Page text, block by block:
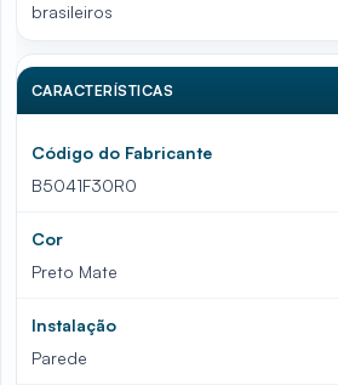
brasileiros
CARACTERÍSTICAS
Código do Fabricante
B5041F30R0
Cor
Preto Mate
Instalação
Parede